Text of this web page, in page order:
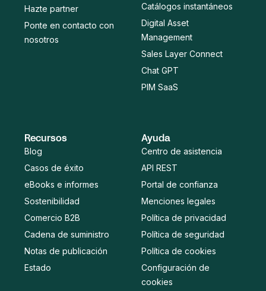
Hazte partner
Ponte en contacto con
nosotros
Catálogos instantáneos
Digital Asset
Management
Sales Layer Connect
Chat GPT
PIM SaaS
Recursos
Blog
Casos de éxito
eBooks e informes
Sostenibilidad
Comercio B2B
Cadena de suministro
Notas de publicación
Estado
Ayuda
Centro de asistencia
API REST
Portal de confianza
Menciones legales
Política de privacidad
Política de seguridad
Política de cookies
Configuración de
cookies